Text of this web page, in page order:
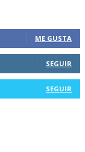
ME GUSTA
SEGUIR
SEGUIR